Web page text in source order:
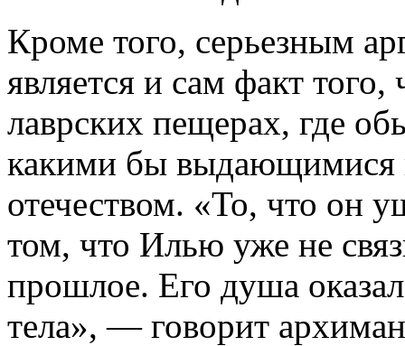
Кроме того, серьезным
является и сам факт
лаврских пещерах, где
какими бы выдающимися
отечеством. «То, что он
том, что Илью уже не
прошлое. Его душа
тела», — говорит